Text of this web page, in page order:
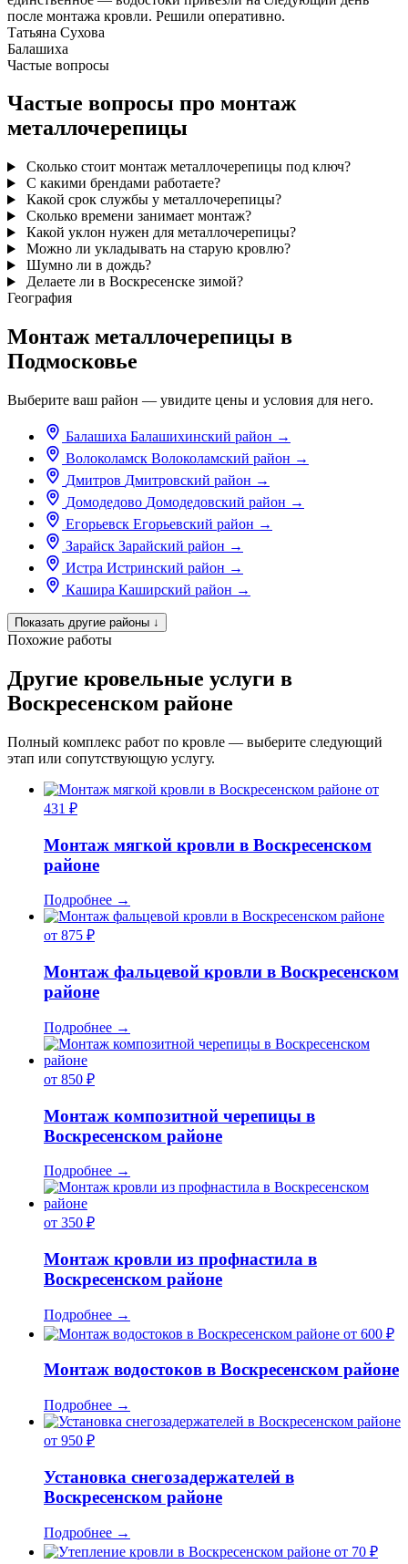
после монтажа кровли. Решили оперативно.
Татьяна Сухова
Балашиха
Частые вопросы
Частые вопросы про монтаж
металлочерепицы
Сколько стоит монтаж металлочерепицы под ключ?
С какими брендами работаете?
Какой срок службы у металлочерепицы?
Сколько времени занимает монтаж?
Какой уклон нужен для металлочерепицы?
Можно ли укладывать на старую кровлю?
Шумно ли в дождь?
Делаете ли в Воскресенске зимой?
География
Монтаж металлочерепицы в
Подмосковье
Выберите ваш район — увидите цены и условия для него.
Балашиха Балашихинский район →
Волоколамск Волоколамский район →
Дмитров Дмитровский район →
Домодедово Домодедовский район →
Егорьевск Егорьевский район →
Зарайск Зарайский район →
Истра Истринский район →
Кашира Каширский район →
Показать другие районы ↓
Похожие работы
Другие кровельные услуги в
Воскресенском районе
Полный комплекс работ по кровле — выберите следующий
этап или сопутствующую услугу.
от
431 ₽
Монтаж мягкой кровли в Воскресенском
районе
Подробнее →
от 875 ₽
Монтаж фальцевой кровли в Воскресенском
районе
Подробнее →
от 850 ₽
Монтаж композитной черепицы в
Воскресенском районе
Подробнее →
от 350 ₽
Монтаж кровли из профнастила в
Воскресенском районе
Подробнее →
от 600 ₽
Монтаж водостоков в Воскресенском районе
Подробнее →
от 950 ₽
Установка снегозадержателей в
Воскресенском районе
Подробнее →
от 70 ₽